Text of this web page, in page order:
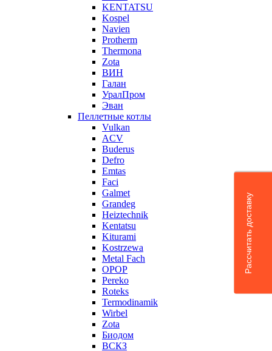
KENTATSU
Kospel
Navien
Protherm
Thermona
Zota
ВИН
Галан
УралПром
Эван
Пеллетные котлы
Vulkan
ACV
Buderus
Defro
Emtas
Faci
Galmet
Grandeg
Heiztechnik
Kentatsu
Kiturami
Kostrzewa
Metal Fach
OPOP
Pereko
Roteks
Termodinamik
Wirbel
Zota
Биодом
ВСКЗ
Рассчитать доставку